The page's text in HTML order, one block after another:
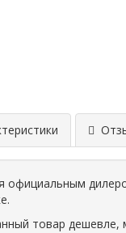
официальным
товар